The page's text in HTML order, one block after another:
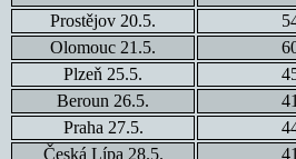
Prostějov 20.5.
Olomouc 21.5.
Plzeň 25.5.
Beroun 26.5.
Praha 27.5.
Česká Lípa 28.5.